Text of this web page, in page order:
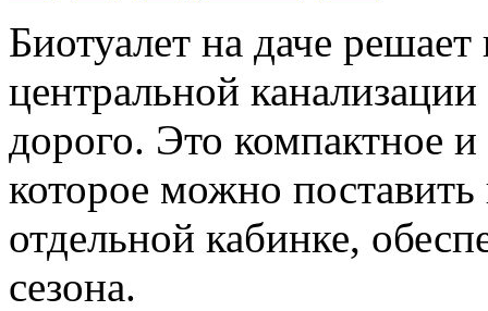
Биотуалет на даче
центральной
дорого. Это компактное
которое можно
отдельной кабинке,
сезона.